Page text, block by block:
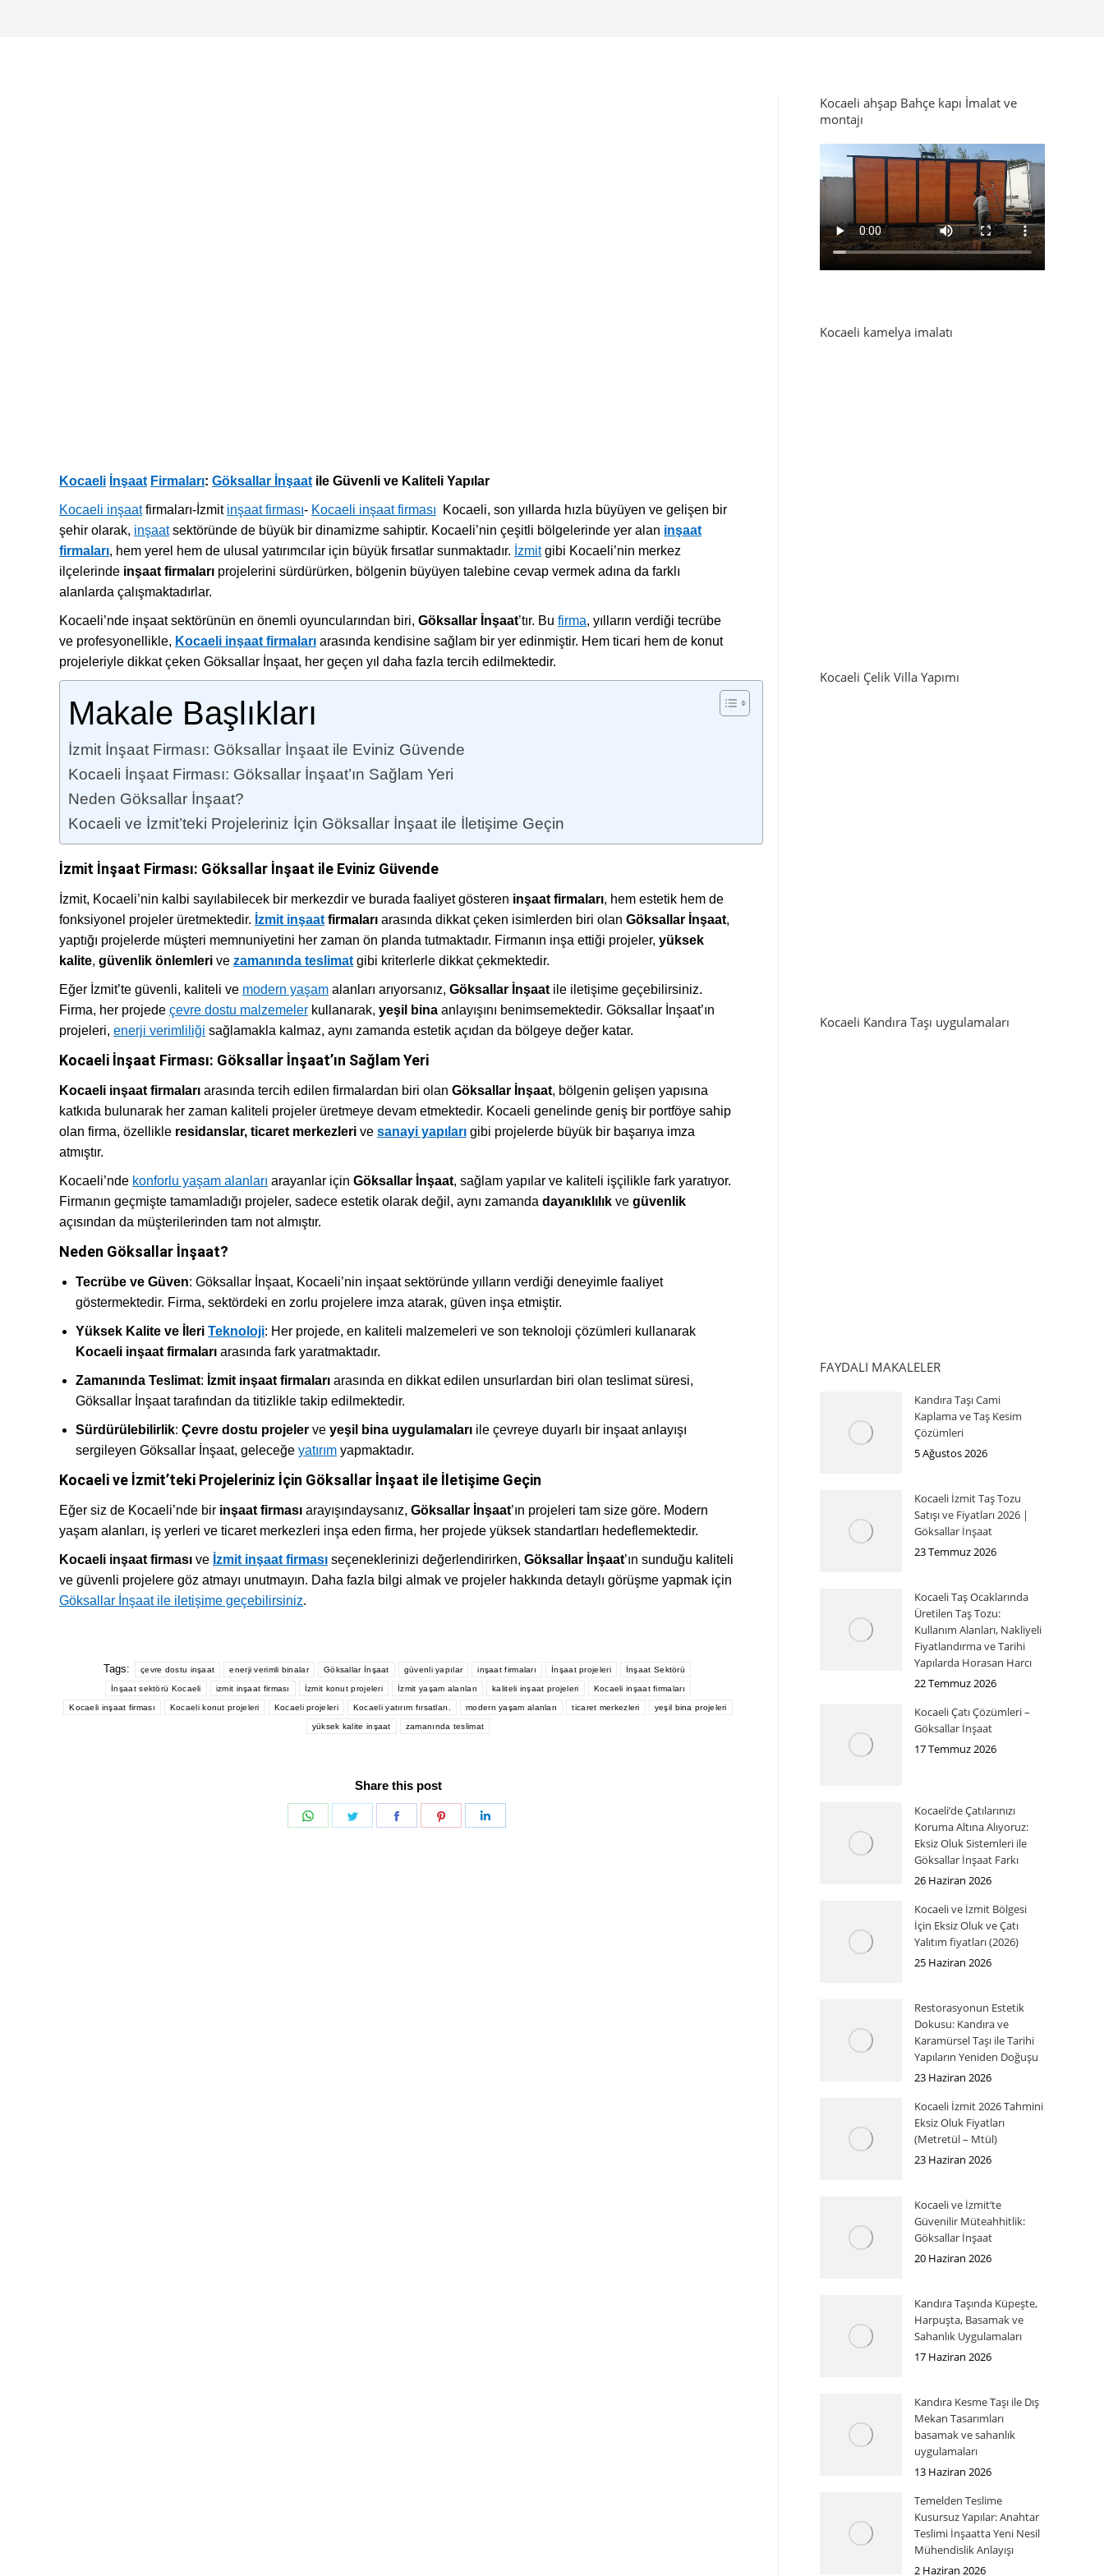
Kocaeli İnşaat Firmaları: Göksallar İnşaat ile Güvenli ve Kaliteli Yapılar
Kocaeli inşaatfirmaları-İzmit inşaat firması- Kocaeli inşaat firması Kocaeli, son yıllarda hızla büyüyen ve gelişen bir
şehir olarak, inşaatsektöründe de büyük bir dinamizme sahiptir. Kocaeli’nin çeşitli bölgelerinde yer alan inşaat
firmaları, hem yerel hem de ulusal yatırımcılar için büyük fırsatlar sunmaktadır. İzmitgibi Kocaeli’nin merkez
ilçelerinde inşaat firmaları projelerini sürdürürken, bölgenin büyüyen talebine cevap vermek adına da farklı
alanlarda çalışmaktadırlar.
Kocaeli’nde inşaat sektörünün en önemli oyuncularından biri, Göksallar İnşaat’tır. Bu firma, yılların verdiği tecrübe
ve profesyonellikle, Kocaeli inşaat firmaları arasında kendisine sağlam bir yer edinmiştir. Hem ticari hem de konut
projeleriyle dikkat çeken Göksallar İnşaat, her geçen yıl daha fazla tercih edilmektedir.
Makale Başlıkları
İzmit İnşaat Firması: Göksallar İnşaat ile Eviniz Güvende
Kocaeli İnşaat Firması: Göksallar İnşaat’ın Sağlam Yeri
Neden Göksallar İnşaat?
Kocaeli ve İzmit’teki Projeleriniz İçin Göksallar İnşaat ile İletişime Geçin
İzmit İnşaat Firması: Göksallar İnşaat ile Eviniz Güvende
İzmit, Kocaeli’nin kalbi sayılabilecek bir merkezdir ve burada faaliyet gösteren inşaat firmaları, hem estetik hem de
fonksiyonel projeler üretmektedir. İzmit inşaat firmaları arasında dikkat çeken isimlerden biri olan Göksallar İnşaat,
yaptığı projelerde müşteri memnuniyetini her zaman ön planda tutmaktadır. Firmanın inşa ettiği projeler, yüksek
kalite, güvenlik önlemleri ve zamanında teslimat gibi kriterlerle dikkat çekmektedir.
Eğer İzmit’te güvenli, kaliteli ve modern yaşam alanları arıyorsanız, Göksallar İnşaat ile iletişime geçebilirsiniz.
Firma, her projede çevre dostu malzemeler kullanarak, yeşil bina anlayışını benimsemektedir. Göksallar İnşaat’ın
projeleri, enerji verimliliği sağlamakla kalmaz, aynı zamanda estetik açıdan da bölgeye değer katar.
Kocaeli İnşaat Firması: Göksallar İnşaat’ın Sağlam Yeri
Kocaeli inşaat firmaları arasında tercih edilen firmalardan biri olan Göksallar İnşaat, bölgenin gelişen yapısına
katkıda bulunarak her zaman kaliteli projeler üretmeye devam etmektedir. Kocaeli genelinde geniş bir portföye sahip
olan firma, özellikle residanslar, ticaret merkezleri ve sanayi yapıları gibi projelerde büyük bir başarıya imza
atmıştır.
Kocaeli’nde konforlu yaşam alanları arayanlar için Göksallar İnşaat, sağlam yapılar ve kaliteli işçilikle fark yaratıyor.
Firmanın geçmişte tamamladığı projeler, sadece estetik olarak değil, aynı zamanda dayanıklılık ve güvenlik
açısından da müşterilerinden tam not almıştır.
Neden Göksallar İnşaat?
Tecrübe ve Güven: Göksallar İnşaat, Kocaeli’nin inşaat sektöründe yılların verdiği deneyimle faaliyet
göstermektedir. Firma, sektördeki en zorlu projelere imza atarak, güven inşa etmiştir.
Yüksek Kalite ve İleri Teknoloji: Her projede, en kaliteli malzemeleri ve son teknoloji çözümleri kullanarak
Kocaeli inşaat firmaları arasında fark yaratmaktadır.
Zamanında Teslimat: İzmit inşaat firmaları arasında en dikkat edilen unsurlardan biri olan teslimat süresi,
Göksallar İnşaat tarafından da titizlikle takip edilmektedir.
Sürdürülebilirlik: Çevre dostu projeler ve yeşil bina uygulamaları ile çevreye duyarlı bir inşaat anlayışı
sergileyen Göksallar İnşaat, geleceğe yatırım yapmaktadır.
Kocaeli ve İzmit’teki Projeleriniz İçin Göksallar İnşaat ile İletişime Geçin
Eğer siz de Kocaeli’nde bir inşaat firması arayışındaysanız, Göksallar İnşaat’ın projeleri tam size göre. Modern
yaşam alanları, iş yerleri ve ticaret merkezleri inşa eden firma, her projede yüksek standartları hedeflemektedir.
Kocaeli inşaat firması ve İzmit inşaat firması seçeneklerinizi değerlendirirken, Göksallar İnşaat’ın sunduğu kaliteli
ve güvenli projelere göz atmayı unutmayın. Daha fazla bilgi almak ve projeler hakkında detaylı görüşme yapmak için
Göksallar İnşaat ile iletişime geçebilirsiniz.
Tags: çevre dostu inşaat enerji verimli binalar Göksallar İnşaat güvenli yapılar inşaat firmaları İnşaat projeleri İnşaat Sektörü
İnşaat sektörü Kocaeli izmit inşaat firması İzmit konut projeleri İzmit yaşam alanları kaliteli inşaat projeleri Kocaeli inşaat firmaları
Kocaeli inşaat firması Kocaeli konut projeleri Kocaeli projeleri Kocaeli yatırım fırsatları. modern yaşam alanları ticaret merkezleri yeşil bina projeleri
yüksek kalite inşaat zamanında teslimat
Share this post
Share
Share
Share
Share
Kocaeli ahşap Bahçe kapı İmalat ve
montajı
Kocaeli kamelya imalatı
Kocaeli Çelik Villa Yapımı
Kocaeli Kandıra Taşı uygulamaları
FAYDALI MAKALELER
Kandıra Taşı Cami
Kaplama ve Taş Kesim
Çözümleri
5 Ağustos 2026
Kocaeli İzmit Taş Tozu
Satışı ve Fiyatları 2026 |
Göksallar İnşaat
23 Temmuz 2026
Kocaeli Taş Ocaklarında
Üretilen Taş Tozu:
Kullanım Alanları, Nakliyeli
Fiyatlandırma ve Tarihi
Yapılarda Horasan Harcı
22 Temmuz 2026
Kocaeli Çatı Çözümleri –
Göksallar İnşaat
17 Temmuz 2026
Kocaeli’de Çatılarınızı
Koruma Altına Alıyoruz:
Eksiz Oluk Sistemleri ile
Göksallar İnşaat Farkı
26 Haziran 2026
Kocaeli ve İzmit Bölgesi
İçin Eksiz Oluk ve Çatı
Yalıtım fiyatları (2026)
25 Haziran 2026
Restorasyonun Estetik
Dokusu: Kandıra ve
Karamürsel Taşı ile Tarihi
Yapıların Yeniden Doğuşu
23 Haziran 2026
Kocaeli İzmit 2026 Tahmini
Eksiz Oluk Fiyatları
(Metretül – Mtül)
23 Haziran 2026
Kocaeli ve İzmit’te
Güvenilir Müteahhitlik:
Göksallar İnşaat
20 Haziran 2026
Kandıra Taşında Küpeşte,
Harpuşta, Basamak ve
Sahanlık Uygulamaları
17 Haziran 2026
Kandıra Kesme Taşı ile Dış
Mekan Tasarımları
basamak ve sahanlık
uygulamaları
13 Haziran 2026
Temelden Teslime
Kusursuz Yapılar: Anahtar
Teslimi İnşaatta Yeni Nesil
Mühendislik Anlayışı
2 Haziran 2026